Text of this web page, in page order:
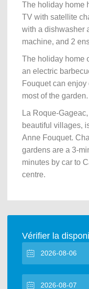
The holiday home
TV with satellite
with a dishwasher
machine, and 2
The holiday home
an electric
Fouquet can enjoy
most of the garden.
La Roque-
beautiful villages,
Anne Fouquet.
gardens are a 3-
minutes by car to
centre.
Vérifier la